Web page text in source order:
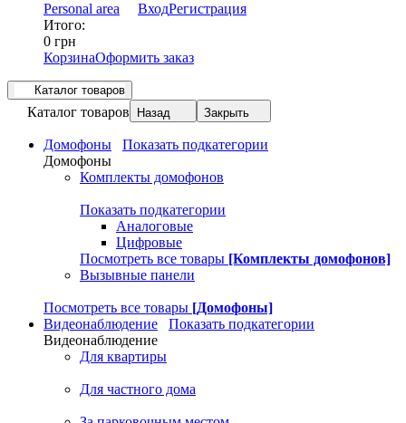
Personal area ВходРегистрация
Итого:
0 грн
КорзинаОформить заказ
Каталог товаров
Каталог товаров Назад Закрыть
Домофоны
Показать подкатегории
Домофоны
Комплекты домофонов
Показать подкатегории
Аналоговые
Цифровые
Посмотреть все товары [Комплекты домофонов]
Вызывные панели
Посмотреть все товары [Домофоны]
Видеонаблюдение
Показать подкатегории
Видеонаблюдение
Для квартиры
Для частного дома